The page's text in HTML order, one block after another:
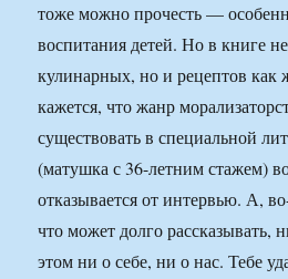
тоже можно прочесть —
воспитания детей. Но в книге
кулинарных, но и рецептов
кажется, что жанр
существовать в специальной
(матушка с 36-летним стажем)
отказывается от интервью. А,
что может долго рассказывать,
этом ни о себе, ни о нас. Тебе